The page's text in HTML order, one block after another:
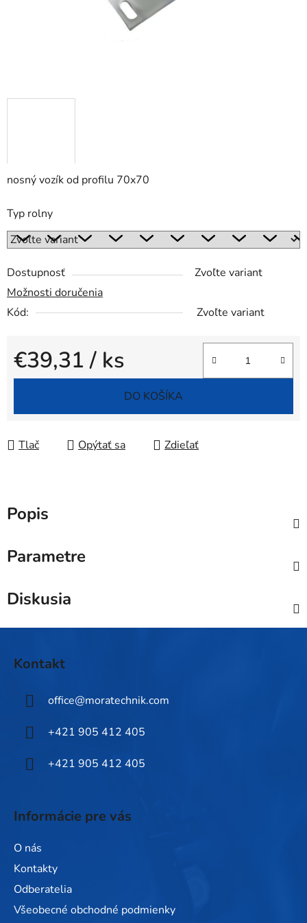
nosný vozík od profilu 70x70
Typ rolny
Dostupnosť
Zvoľte variant
Možnosti doručenia
Kód:
Zvoľte variant
€39,31/ ks
Jednotková cena:
DO KOŠÍKA
Tlač Opýtať sa Zdieľať
Popis
Parametre
Diskusia
Kontakt
office@moratechnik.com
+421 905 412 405
+421 905 412 405
Informácie pre vás
O nás
Kontakty
Odberatelia
Všeobecné obchodné podmienky